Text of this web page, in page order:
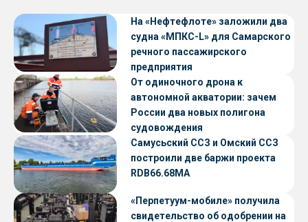
На «Нефтефлоте» заложили два
судна «МПКС-L» для Самарского
речного пассажирского
предприятия
От одиночного дрона к
автономной акватории: зачем
России два новых полигона
судовождения
Самусьский ССЗ и Омский ССЗ
построили две баржи проекта
RDB66.68МА
«Перпетуум-мобиле» получила
свидетельство об одобрении на